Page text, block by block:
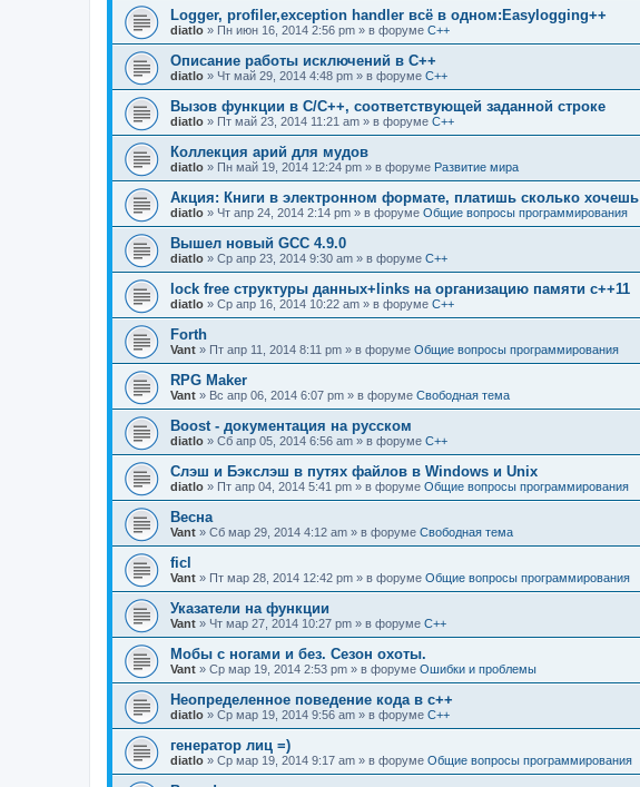
Logger, profiler,exception handler всё в одном:Easylogging++
diatlo » Пн июн 16, 2014 2:56 pm » в форуме C++
Описание работы исключений в C++
diatlo » Чт май 29, 2014 4:48 pm » в форуме C++
Вызов функции в C/C++, соответствующей заданной строке
diatlo » Пт май 23, 2014 11:21 am » в форуме C++
Коллекция арий для мудов
diatlo » Пн май 19, 2014 12:24 pm » в форуме Развитие мира
Акция: Книги в электронном формате, платишь сколько хочешь
diatlo » Чт апр 24, 2014 2:14 pm » в форуме Общие вопросы программирования
Вышел новый GCC 4.9.0
diatlo » Ср апр 23, 2014 9:30 am » в форуме C++
lock free структуры данных+links на организацию памяти c++11
diatlo » Ср апр 16, 2014 10:22 am » в форуме C++
Forth
Vant » Пт апр 11, 2014 8:11 pm » в форуме Общие вопросы программирования
RPG Maker
Vant » Вс апр 06, 2014 6:07 pm » в форуме Свободная тема
Boost - документация на русском
diatlo » Сб апр 05, 2014 6:56 am » в форуме C++
Слэш и Бэкслэш в путях файлов в Windows и Unix
diatlo » Пт апр 04, 2014 5:41 pm » в форуме Общие вопросы программирования
Весна
Vant » Сб мар 29, 2014 4:12 am » в форуме Свободная тема
ficl
Vant » Пт мар 28, 2014 12:42 pm » в форуме Общие вопросы программирования
Указатели на функции
Vant » Чт мар 27, 2014 10:27 pm » в форуме C++
Мобы с ногами и без. Сезон охоты.
Vant » Ср мар 19, 2014 2:53 pm » в форуме Ошибки и проблемы
Неопределенное поведение кода в c++
diatlo » Ср мар 19, 2014 9:56 am » в форуме C++
генератор лиц =)
diatlo » Ср мар 19, 2014 9:17 am » в форуме Общие вопросы программирования